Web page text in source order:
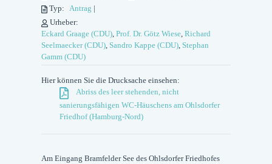
Typ: Antrag |
Urheber:
Eckard Graage (CDU), Prof. Dr. Götz Wiese, Richard
Seelmaecker (CDU), Sandro Kappe (CDU), Stephan
Gamm (CDU)
Hier können Sie die Drucksache einsehen:
Abriss des leer stehenden, nicht
sanierungsfähigen WC-Häuschens am Ohlsdorfer
Friedhof (Hamburg-Nord)
Am Eingang Bramfelder See des Ohlsdorfer Friedhofes